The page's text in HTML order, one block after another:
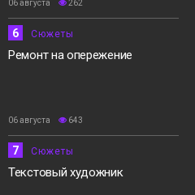
06 августа 262
6 Сюжеты
Ремонт на опережение
06 августа 643
7 Сюжеты
Текстовый художник